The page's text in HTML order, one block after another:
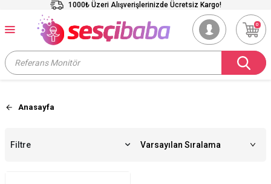
1000₺ Üzeri Alışverişlerinizde Ücretsiz Kargo!
0
Anasayfa
Filtre